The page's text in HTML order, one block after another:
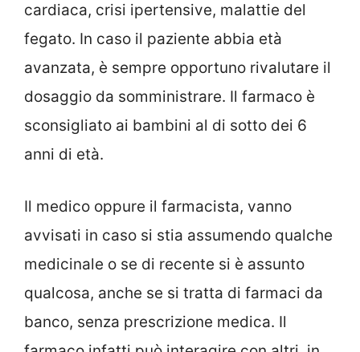
cardiaca, crisi ipertensive, malattie del
fegato. In caso il paziente abbia età
avanzata, è sempre opportuno rivalutare il
dosaggio da somministrare. Il farmaco è
sconsigliato ai bambini al di sotto dei 6
anni di età.
Il medico oppure il farmacista, vanno
avvisati in caso si stia assumendo qualche
medicinale o se di recente si è assunto
qualcosa, anche se si tratta di farmaci da
banco, senza prescrizione medica. Il